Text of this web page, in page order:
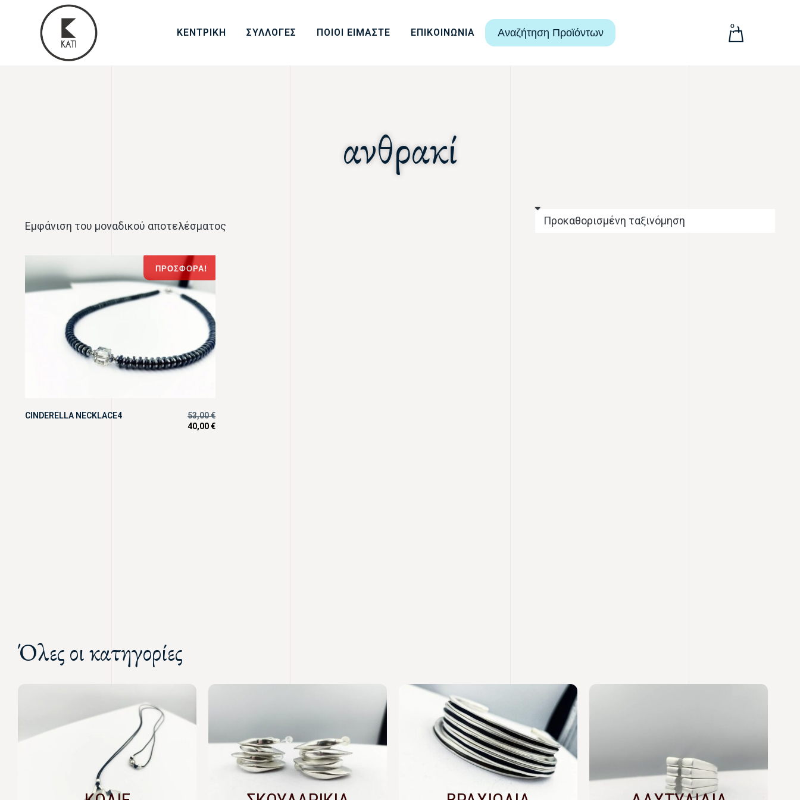
ΚΕΝΤΡΙΚΗ ΣΥΛΛΟΓΕΣ ΠΟΙΟΙ ΕΙΜΑΣΤΕ ΕΠΙΚΟΙΝΩΝΙΑ Αναζήτηση Προϊόντων
0
ανθρακί
Εμφάνιση του μοναδικού αποτελέσματος
ΠΡΟΣΦΟΡΆ!
CINDERELLA NECKLACE4 53,00€
40,00€
Όλες οι κατηγορίες